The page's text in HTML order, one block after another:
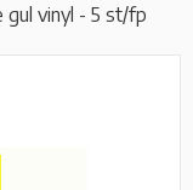
gul vinyl - 5 st/fp